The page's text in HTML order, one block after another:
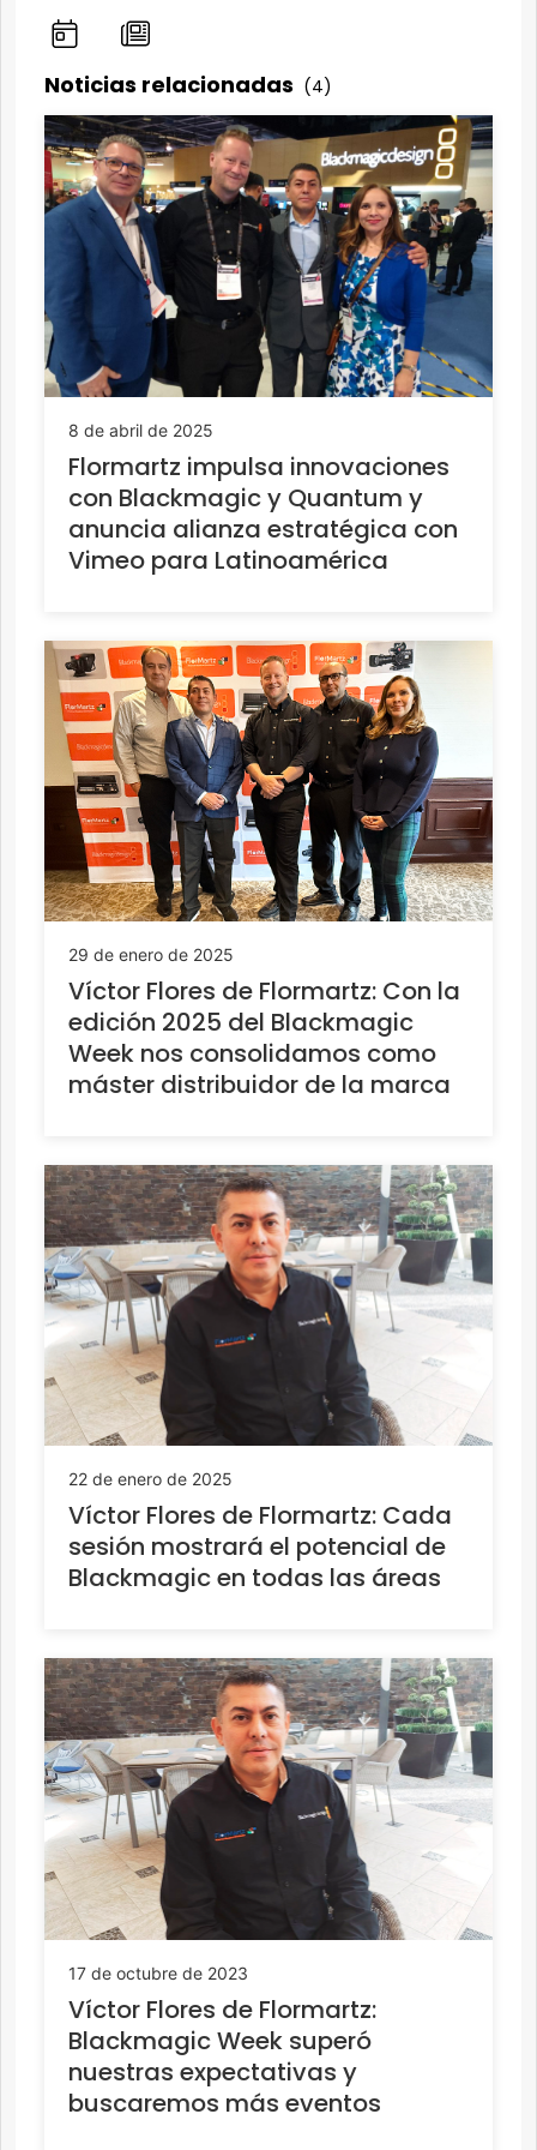
Noticias relacionadas (4)
8 de abril de 2025
Flormartz impulsa innovaciones
con Blackmagic y Quantum y
anuncia alianza estratégica con
Vimeo para Latinoamérica
29 de enero de 2025
Víctor Flores de Flormartz: Con la
edición 2025 del Blackmagic
Week nos consolidamos como
máster distribuidor de la marca
22 de enero de 2025
Víctor Flores de Flormartz: Cada
sesión mostrará el potencial de
Blackmagic en todas las áreas
17 de octubre de 2023
Víctor Flores de Flormartz:
Blackmagic Week superó
nuestras expectativas y
buscaremos más eventos